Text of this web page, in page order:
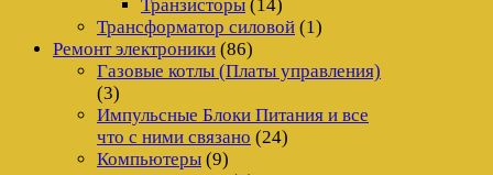
Транзисторы (14)
Трансформатор силовой (1)
Ремонт электроники (86)
Газовые котлы (Платы управления)
(3)
Импульсные Блоки Питания и все
что с ними связано (24)
Компьютеры (9)